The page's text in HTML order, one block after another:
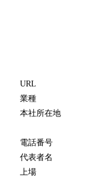
URL
業種
本社所在地
電話番号
代表者名
上場